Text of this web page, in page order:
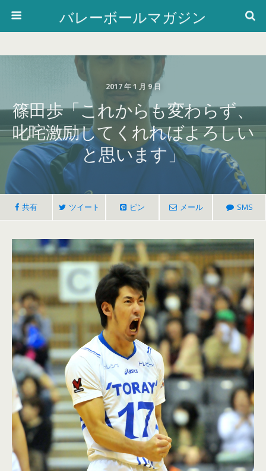
バレーボールマガジン
2017 年 1 月 9 日
篠田歩「これからも変わらず、
叱咤激励してくれればよろしい
と思います」
共有 ツイート ピン メール SMS